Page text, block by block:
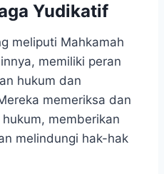
Yudikatif
meliputi Mahkamah
memiliki peran
hukum dan
memeriksa dan
memberikan
melindungi hak-hak